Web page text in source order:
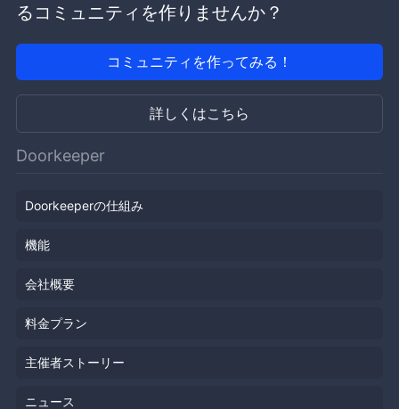
るコミュニティを作りませんか？
コミュニティを作ってみる！
詳しくはこちら
Doorkeeper
Doorkeeperの仕組み
機能
会社概要
料金プラン
主催者ストーリー
ニュース